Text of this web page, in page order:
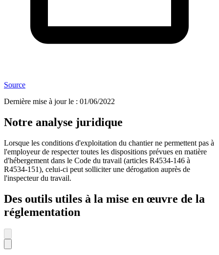
Source
Dernière mise à jour le : 01/06/2022
Notre analyse juridique
Lorsque les conditions d'exploitation du chantier ne permettent pas à
l'employeur de respecter toutes les dispositions prévues en matière
d'hébergement dans le Code du travail (articles R4534-146 à
R4534-151), celui-ci peut solliciter une dérogation auprès de
l'inspecteur du travail.
Des outils utiles à la mise en œuvre de la
réglementation